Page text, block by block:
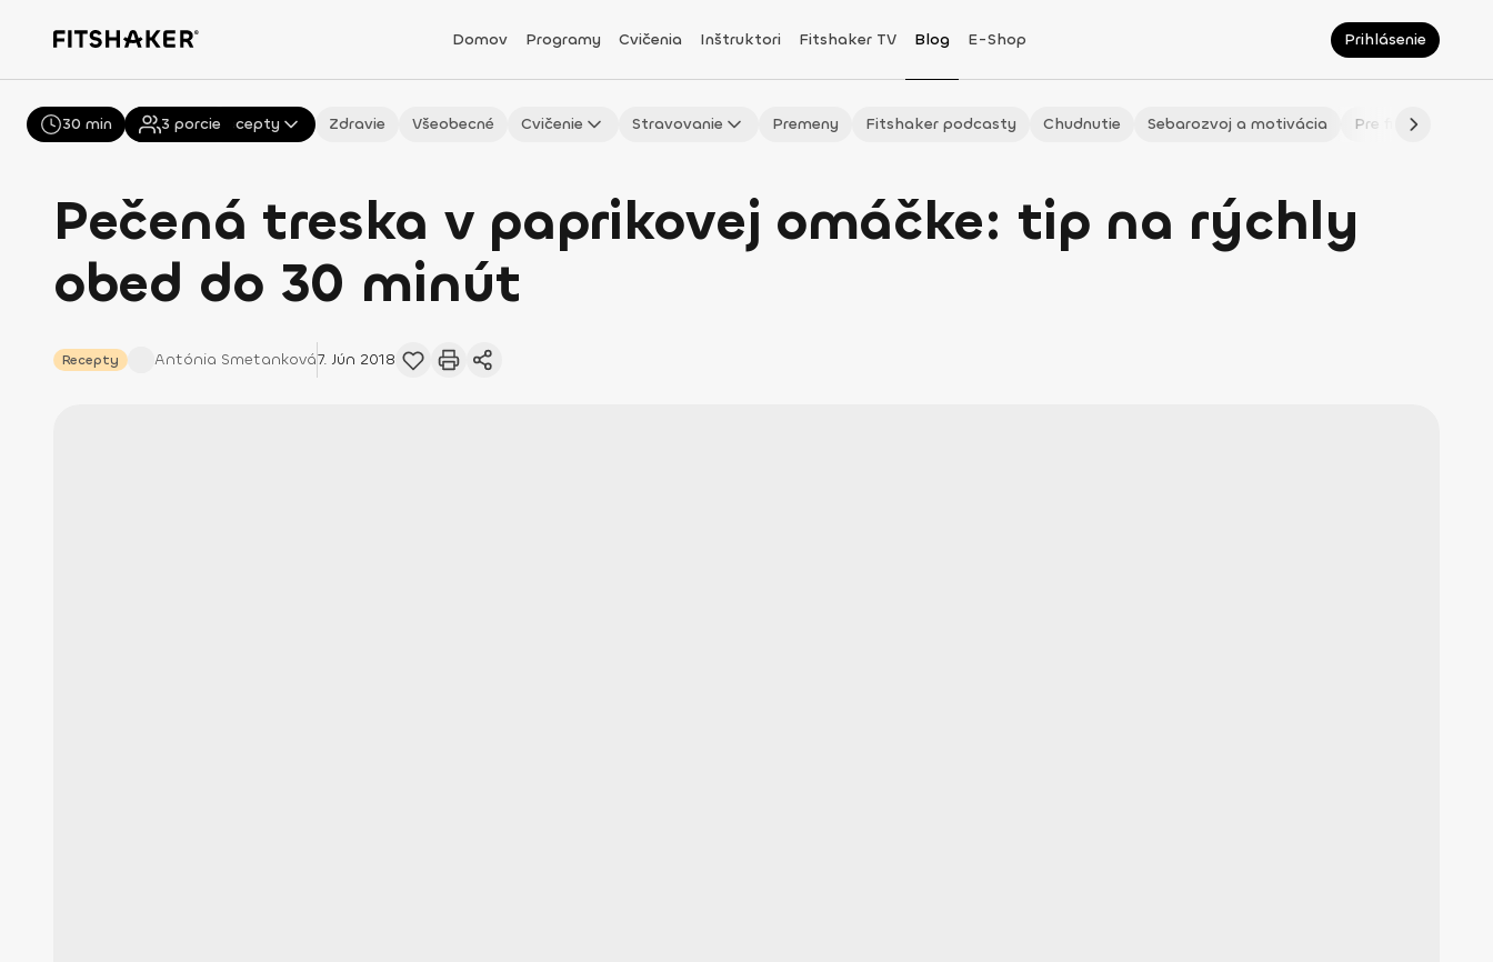
Domov Programy Cvičenia Inštruktori Fitshaker TV Blog E-Shop Prihlásenie
Všetky Recepty Zdravie Všeobecné Cvičenie Stravovanie Premeny Fitshaker podcasty Chudnutie Sebarozvoj a motivácia Pre fitmaminky
Pečená treska v paprikovej omáčke: tip na rýchly
obed do 30 minút
Recepty Antónia Smetanková7. Jún 2018
30 min 3 porcie